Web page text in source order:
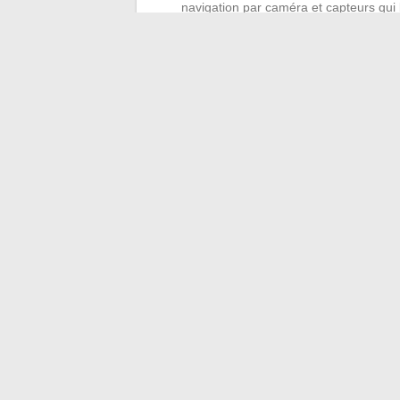
navigation par caméra et capteurs qui